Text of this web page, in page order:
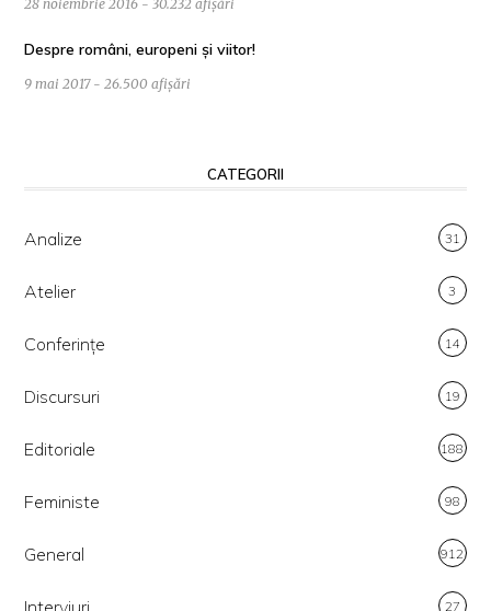
28 noiembrie 2016 - 30.232 afișări
Despre români, europeni și viitor!
9 mai 2017 - 26.500 afișări
CATEGORII
Analize 31
Atelier 3
Conferințe 14
Discursuri 19
Editoriale 188
Feministe 98
General 912
Interviuri 27